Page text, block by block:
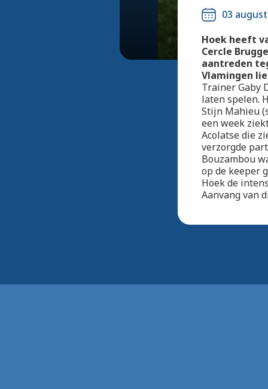
03
Hoek heeft
Cercle
aantreden
Vlamingen
Trainer Gaby
laten spelen.
Stijn Mahieu
een week
Acolatse die
verzorgde
Bouzambou
op de keeper
Hoek de
Aanvang van